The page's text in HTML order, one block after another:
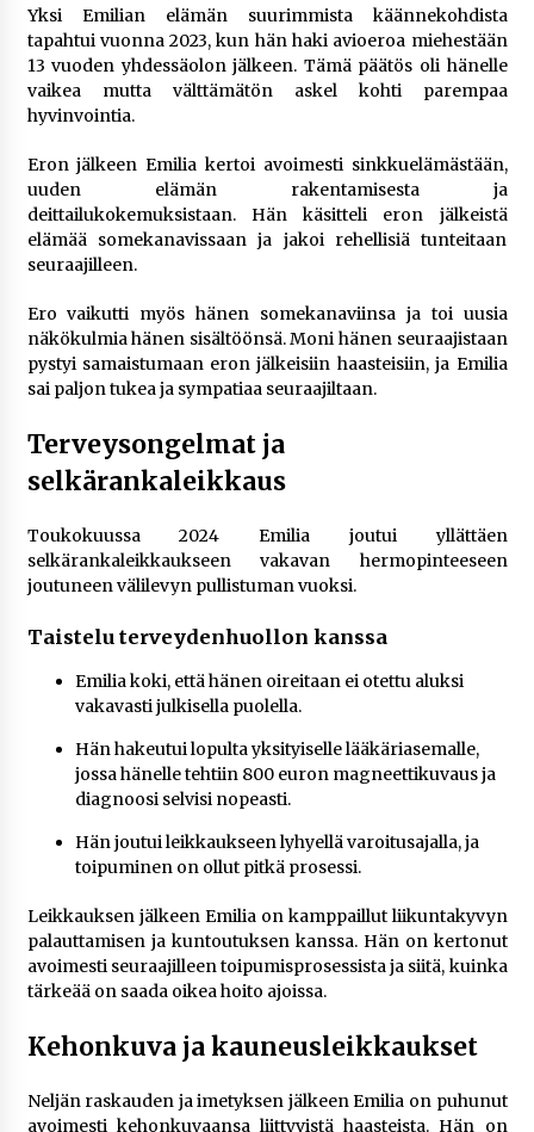
Yksi Emilian elämän suurimmista käännekohdista
tapahtui vuonna 2023, kun hän haki avioeroa miehestään
13 vuoden yhdessäolon jälkeen. Tämä päätös oli hänelle
vaikea mutta välttämätön askel kohti parempaa
hyvinvointia.
Eron jälkeen Emilia kertoi avoimesti sinkkuelämästään,
uuden elämän rakentamisesta ja
deittailukokemuksistaan. Hän käsitteli eron jälkeistä
elämää somekanavissaan ja jakoi rehellisiä tunteitaan
seuraajilleen.
Ero vaikutti myös hänen somekanaviinsa ja toi uusia
näkökulmia hänen sisältöönsä. Moni hänen seuraajistaan
pystyi samaistumaan eron jälkeisiin haasteisiin, ja Emilia
sai paljon tukea ja sympatiaa seuraajiltaan.
Terveysongelmat ja
selkärankaleikkaus
Toukokuussa 2024 Emilia joutui yllättäen
selkärankaleikkaukseen vakavan hermopinteeseen
joutuneen välilevyn pullistuman vuoksi.
Taistelu terveydenhuollon kanssa
Emilia koki, että hänen oireitaan ei otettu aluksi
vakavasti julkisella puolella.
Hän hakeutui lopulta yksityiselle lääkäriasemalle,
jossa hänelle tehtiin 800 euron magneettikuvaus ja
diagnoosi selvisi nopeasti.
Hän joutui leikkaukseen lyhyellä varoitusajalla, ja
toipuminen on ollut pitkä prosessi.
Leikkauksen jälkeen Emilia on kamppaillut liikuntakyvyn
palauttamisen ja kuntoutuksen kanssa. Hän on kertonut
avoimesti seuraajilleen toipumisprosessista ja siitä, kuinka
tärkeää on saada oikea hoito ajoissa.
Kehonkuva ja kauneusleikkaukset
Neljän raskauden ja imetyksen jälkeen Emilia on puhunut
avoimesti kehonkuvaansa liittyvistä haasteista. Hän on